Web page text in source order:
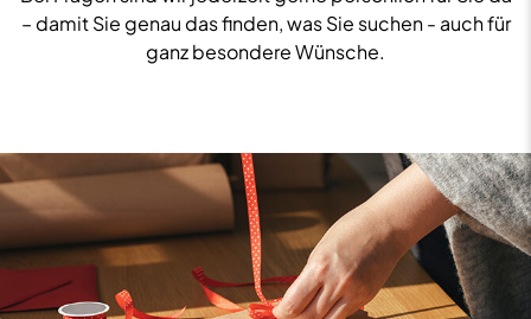
– damit Sie genau das finden, was Sie suchen - auch für
ganz besondere Wünsche.